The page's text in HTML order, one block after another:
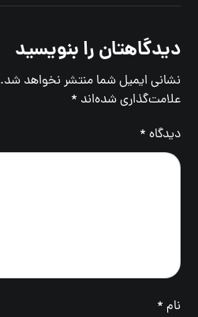
دیدگاهتان را بنویسید
نشانی ایمیل شما منتشر نخواهد شد.
علامت‌گذاری شده‌اند *
دیدگاه *
نام *